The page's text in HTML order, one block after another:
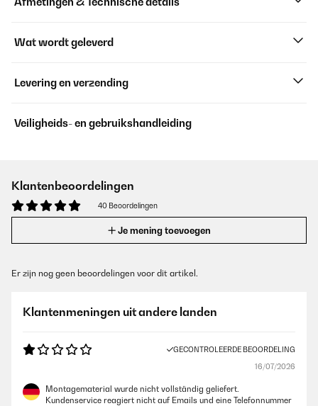
Wat wordt geleverd
Levering en verzending
Veiligheids- en gebruikshandleiding
Klantenbeoordelingen
40 Beoordelingen
Je mening toevoegen
Er zijn nog geen beoordelingen voor dit artikel.
Klantenmeningen uit andere landen
GECONTROLEERDE BEOORDELING
16/07/2026
Montagematerial wurde nicht vollständig geliefert.
Kundenservice reagiert nicht auf Emails und eine Telefonnummer